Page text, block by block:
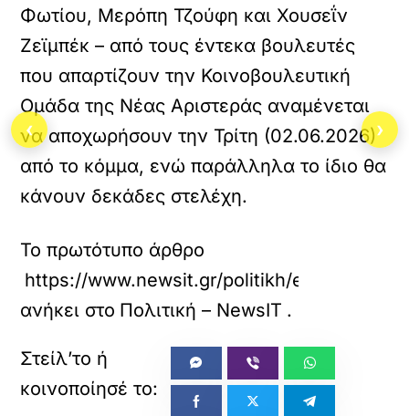
Φωτίου, Μερόπη Τζούφη και Χουσεΐν
Ζεϊμπέκ – από τους έντεκα βουλευτές
που απαρτίζουν την Κοινοβουλευτική
Ομάδα της Νέας Αριστεράς αναμένεται
να αποχωρήσουν την Τρίτη (02.06.2026)
από το κόμμα, ενώ παράλληλα το ίδιο θα
κάνουν δεκάδες στελέχη.
Το πρωτότυπο άρθρο
https://www.newsit.gr/politikh/emfylios-
ανήκει στο Πολιτική – NewsIT .
‹ ›